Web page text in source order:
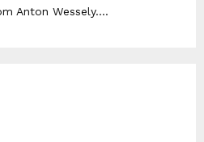
Anton Wessely....